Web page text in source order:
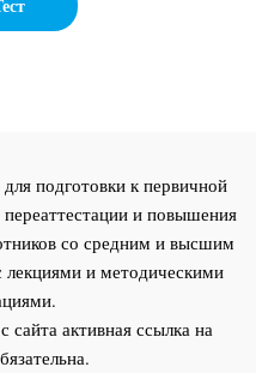
подготовки к первичной
и повышения
со средним и высшим
лекциями и методическими
активная ссылка на